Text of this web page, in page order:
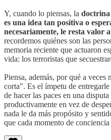
Y, cuando lo piensas, la doctrina
es una idea tan positiva o
necesariamente, le resta valor
recordemos quiénes son las
memoria reciente que actuaron
vida: los terroristas que
Piensa, además, por qué a
corta". Es el ímpetu de
de hacer las paces en una
productivamente en vez de
nada le da más propósito y
que cada momento de